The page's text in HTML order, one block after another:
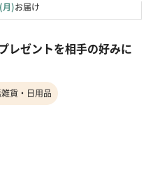
月)お届け
レゼントを相手の好みに
貨・日用品